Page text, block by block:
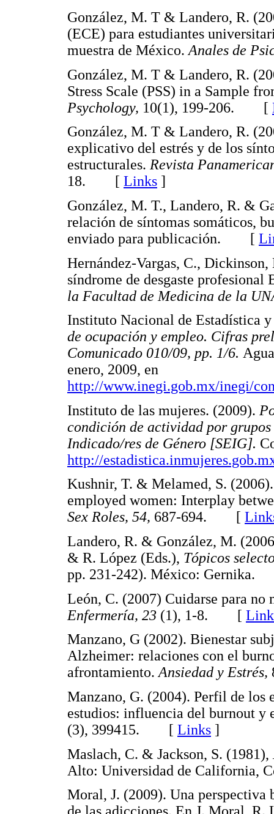
González, M. T & Landero, R.
(ECE) para estudiantes
muestra de México. Anales de
González, M. T & Landero, R.
Stress Scale (PSS) in a Sample
Psychology, 10(1), 199-206. [
González, M. T & Landero, R.
explicativo del estrés y de los
estructurales. Revista
18. [ Links ]
González, M. T., Landero, R. &
relación de síntomas somáticos,
enviado para publicación. [
Hernández-Vargas, C.,
síndrome de desgaste
la Facultad de Medicina de la
Instituto Nacional de Estadística
de ocupación y empleo. Cifras
Comunicado 010/09, pp. 1/6.
enero, 2009, en
http://www.inegi.gob.mx/inegi/
Instituto de las mujeres. (2009).
condición de actividad por grupos
Indicado/res de Género [SEIG].
http://
Kushnir, T. & Melamed, S.
employed women: Interplay
Sex Roles, 54, 687-694. [
Landero, R. & González, M.
& R. López (Eds.), Tópicos
pp. 231-242). México:
León, C. (2007) Cuidarse para
Enfermería, 23 (1), 1-8. [
Manzano, G (2002). Bienestar
Alzheimer: relaciones con el
afrontamiento.Ansiedad y Estrés,
Manzano, G. (2004). Perfil de los
estudios: influencia del burnout y
(3), 399415. [ Links ]
Maslach, C. & Jackson, S. (1981),
Alto: Universidad de
Moral, J. (2009). Una perspectiva